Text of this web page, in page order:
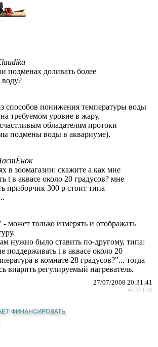
подменах доливать более
способов понижения температуры воды
требуемом уровне в жару.
обладателям протоки
подмены воды в аквариуме).
в зоомагазин: скажите а как мне
t в аквасе около 20 градусов? мне
приборчик 300 р стоит типа
может только измерять и отображать
нужно было ставить по-другому, типа:
поддерживать t в аквасе около 20
в комнате 28 градусов?"... тогда
впарить регулируемый нагреватель.
27/07/2008 20:31:41
#636158